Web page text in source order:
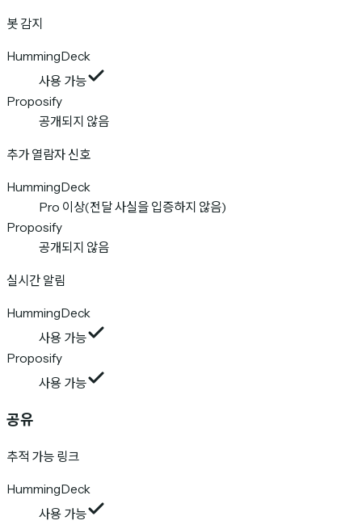
봇 감지
HummingDeck
사용 가능
Proposify
공개되지 않음
추가 열람자 신호
HummingDeck
Pro 이상(전달 사실을 입증하지 않음)
Proposify
공개되지 않음
실시간 알림
HummingDeck
사용 가능
Proposify
사용 가능
공유
추적 가능 링크
HummingDeck
사용 가능